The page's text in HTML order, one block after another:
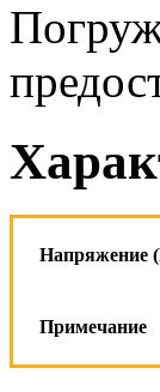
Напряжение
Примечание